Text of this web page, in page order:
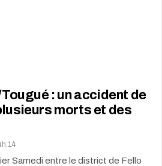
: un accident de
morts et des
Samedi entre le district de Fello